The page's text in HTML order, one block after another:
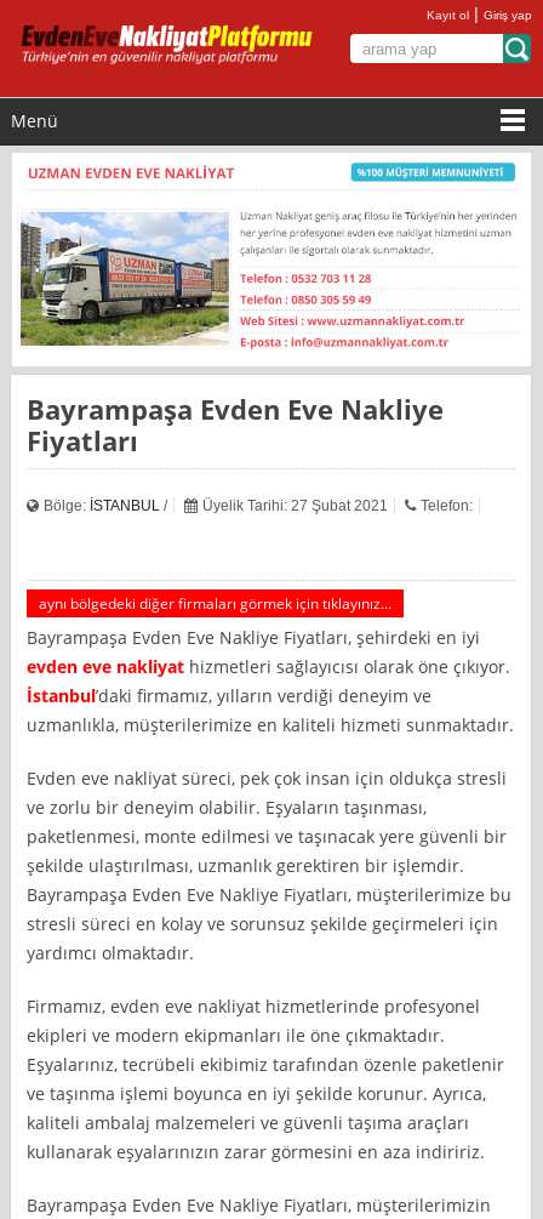
Kayıt ol |Giriş yap
Menü
Bayrampaşa Evden Eve Nakliye
Fiyatları
Bölge: İSTANBUL / Üyelik Tarihi: 27 Şubat 2021 Telefon:
aynı bölgedeki diğer firmaları görmek için tıklayınız...
Bayrampaşa Evden Eve Nakliye Fiyatları, şehirdeki en iyi
evden eve nakliyat hizmetleri sağlayıcısı olarak öne çıkıyor.
İstanbul’daki firmamız, yılların verdiği deneyim ve
uzmanlıkla, müşterilerimize en kaliteli hizmeti sunmaktadır.
Evden eve nakliyat süreci, pek çok insan için oldukça stresli
ve zorlu bir deneyim olabilir. Eşyaların taşınması,
paketlenmesi, monte edilmesi ve taşınacak yere güvenli bir
şekilde ulaştırılması, uzmanlık gerektiren bir işlemdir.
Bayrampaşa Evden Eve Nakliye Fiyatları, müşterilerimize bu
stresli süreci en kolay ve sorunsuz şekilde geçirmeleri için
yardımcı olmaktadır.
Firmamız, evden eve nakliyat hizmetlerinde profesyonel
ekipleri ve modern ekipmanları ile öne çıkmaktadır.
Eşyalarınız, tecrübeli ekibimiz tarafından özenle paketlenir
ve taşınma işlemi boyunca en iyi şekilde korunur. Ayrıca,
kaliteli ambalaj malzemeleri ve güvenli taşıma araçları
kullanarak eşyalarınızın zarar görmesini en aza indiririz.
Bayrampaşa Evden Eve Nakliye Fiyatları, müşterilerimizin